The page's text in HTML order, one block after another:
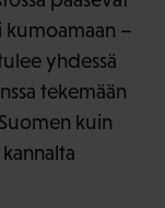
kumoamaan –
yhdessä
tekemään
kuin